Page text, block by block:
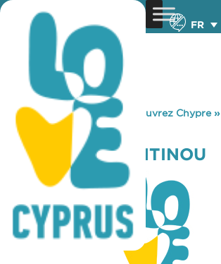
FR
You are here: Home »Découvrez Chypre»
KTIMA KONSTANTINOU
KTIMA KONSTANTINOU